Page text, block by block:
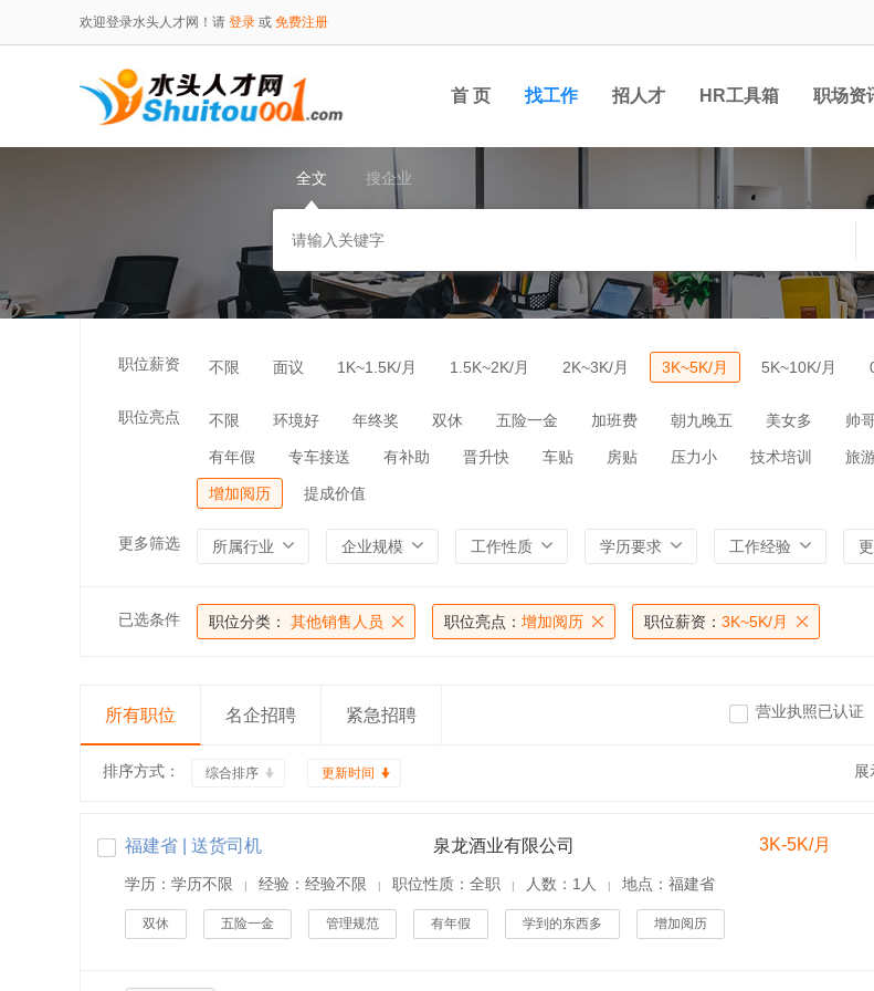
欢迎登录水头人才网！请 登录 或 免费注册
首 页 找工作 招人才 HR工具箱 职场资
全文 搜企业
职位薪资 不限 面议 1K~1.5K/月 1.5K~2K/月 2K~3K/月 3K~5K/月 5K~10K/月
职位亮点 不限 环境好 年终奖 双休 五险一金 加班费 朝九晚五 美女多 帅
有年假 专车接送 有补助 晋升快 车贴 房贴 压力小 技术培训 旅
增加阅历 提成价值
更多筛选 所属行业 企业规模 工作性质 学历要求 工作经验
已选条件 职位分类： 其他销售人员 职位亮点： 增加阅历 职位薪资： 3K~5K/月
所有职位 名企招聘 紧急招聘 营业执照已认证
排序方式： 综合排序 更新时间 展
福建省 | 送货司机 泉龙酒业有限公司 3K-5K/月
学历：学历不限 | 经验：经验不限 | 职位性质：全职 | 人数：1人 | 地点：福建省
双休 五险一金 管理规范 有年假 学到的东西多 增加阅历